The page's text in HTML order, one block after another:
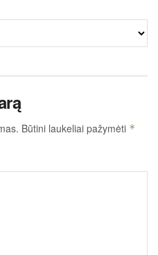
Būtini laukeliai pažymėti *